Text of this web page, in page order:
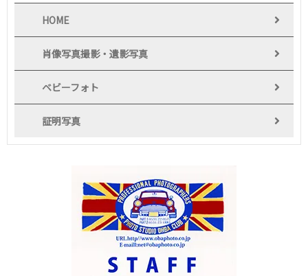
HOME
肖像写真撮影・遺影写真
ベビーフォト
証明写真